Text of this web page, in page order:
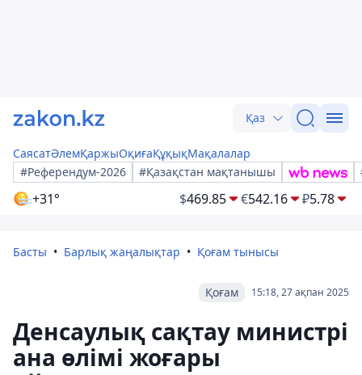
Қаз
СаясатӘлемҚаржыОқиғаҚұқықМақалалар
#Референдум-2026
#Қазақстан мақтанышы
+31° $469.85 €542.16 ₽5.78
Басты Барлық жаңалықтар Қоғам тынысы
15:18, 27 ақпан 2025
Қоғам
Денсаулық сақтау министрі
ана өлімі жоғары